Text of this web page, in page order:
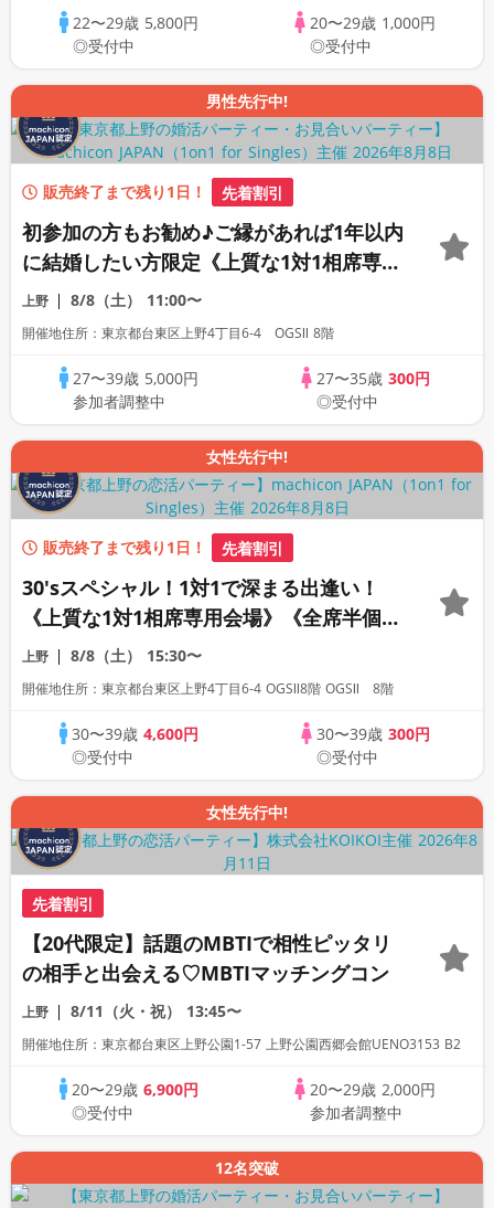
22〜29歳 5,800円
◎受付中
20〜29歳 1,000円
◎受付中
男性先行中!
販売終了まで残り1日！ 先着割引
初参加の方もお勧め♪ご縁があれば1年以内
に結婚したい方限定《上質な1対1相席専用
会場》《全席半個室》《飲み放題付き》
《machicon JAPAN主催の婚活》
上野 8/8（土） 11:00〜
開催地住所：東京都台東区上野4丁目6-4 OGSⅡ 8階
27〜39歳 5,000円
参加者調整中
27〜35歳 300円
◎受付中
女性先行中!
販売終了まで残り1日！ 先着割引
30′sスペシャル！1対1で深まる出逢い！
《上質な1対1相席専用会場》《全席半個
室》《飲み放題付き》《machicon
JAPAN主催》
上野 8/8（土） 15:30〜
開催地住所：東京都台東区上野4丁目6-4 OGSⅡ8階 OGSⅡ 8階
30〜39歳4,600円
◎受付中
30〜39歳 300円
◎受付中
女性先行中!
先着割引
【20代限定】話題のMBTIで相性ピッタリ
の相手と出会える♡MBTIマッチングコン
上野 8/11（火・祝） 13:45〜
開催地住所：東京都台東区上野公園1-57 上野公園西郷会館UENO3153 B2
20〜29歳6,900円
◎受付中
20〜29歳 2,000円
参加者調整中
12名突破